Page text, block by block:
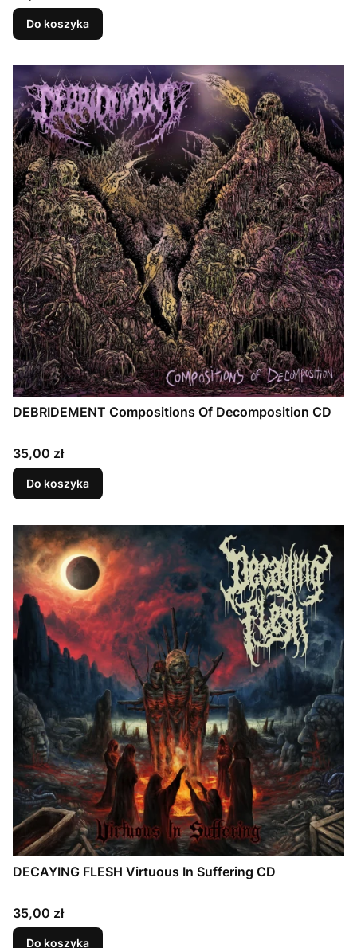
Do koszyka
DEBRIDEMENT Compositions Of Decomposition CD
Cena
35,00 zł
Do koszyka
DECAYING FLESH Virtuous In Suffering CD
Cena
35,00 zł
Do koszyka